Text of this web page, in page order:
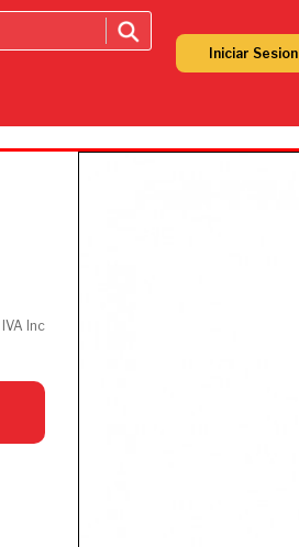
Iniciar Sesion
IVA Inc